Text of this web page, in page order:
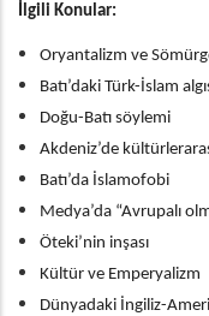
İlgili Konular:
Oryantalizm ve
Batı’daki Türk-İslam
Doğu-Batı söylemi
Akdeniz’de
Batı’da İslamofobi
Medya’da “Avrupalı
Öteki’nin inşası
Kültür ve Emperyalizm
Dünyadaki İngiliz-